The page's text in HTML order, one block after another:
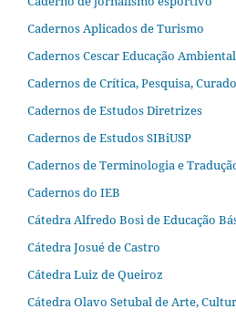
Cadernos Aplicados de Turismo
Cadernos Cescar Educação Ambiental
Cadernos de Crítica, Pesquisa,
Cadernos de Estudos Diretrizes
Cadernos de Estudos SIBiUSP
Cadernos de Terminologia e
Cadernos do IEB
Cátedra Alfredo Bosi de Educação
Cátedra Josué de Castro
Cátedra Luiz de Queiroz
Cátedra Olavo Setubal de Arte,